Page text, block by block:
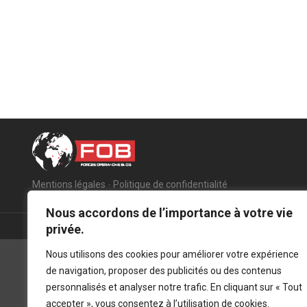
Nous accordons de l’importance à votre vie
privée.
Nous utilisons des cookies pour améliorer votre expérience
de navigation, proposer des publicités ou des contenus
personnalisés et analyser notre trafic. En cliquant sur « Tout
accepter », vous consentez à l’utilisation de cookies.
Mentions légales - Politique de confidentialité